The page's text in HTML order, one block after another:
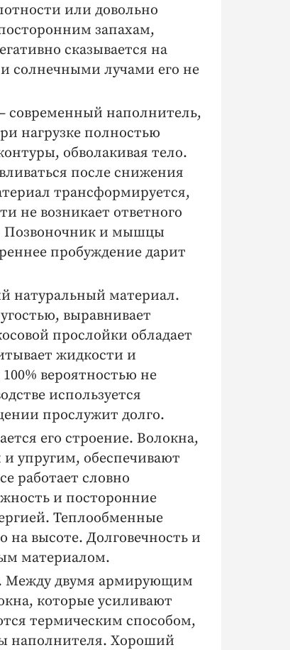
или довольно
запахам,
сказывается на
солнечными лучами его не
современный наполнитель,
нагрузке полностью
обволакивая тело.
после снижения
трансформируется,
не возникает ответного
Позвоночник и мышцы
пробуждение дарит
натуральный материал.
выравнивает
прослойки обладает
жидкости и
вероятностью не
используется
прослужит долго.
его строение. Волокна,
упругим, обеспечивают
работает словно
и посторонние
Теплообменные
на высоте. Долговечность и
материалом.
Между двумя армирующим
которые усиливают
термическим способом,
наполнителя. Хороший